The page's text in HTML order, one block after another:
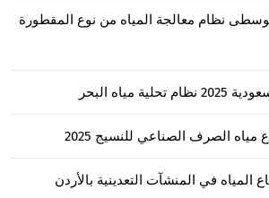
نظام معالجة المياه من نوع المقطورة
مياه البحر
مياه الصرف الصناعي للنسيج 2025